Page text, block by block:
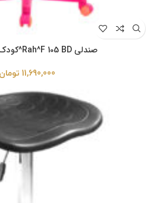
صندلی Rah^F 105 BD^کودک^بدون دسته
11,690,000 تومان